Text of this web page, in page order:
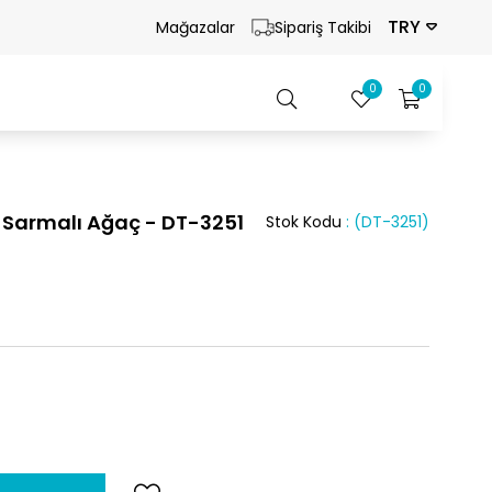
Mağazalar Sipariş Takibi TRY
0
0
Ağaç - DT-3251 (DT-3251)
Stok Kodu